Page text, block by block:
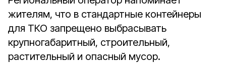
жителям, что в стандартные контейнеры
для ТКО запрещено выбрасывать
крупногабаритный, строительный,
растительный и опасный мусор.